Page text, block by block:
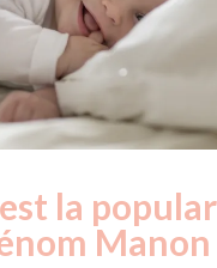
la
Manon